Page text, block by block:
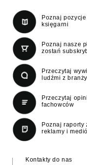
Poznaj
księgarni
Poznaj nasze
zostań
Przeczytaj
ludźmi z branży
Przeczytaj
fachowców
Poznaj raporty
reklamy i
Kontakty do nas